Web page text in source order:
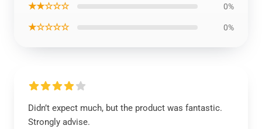
★★☆☆☆ 0%
★☆☆☆☆ 0%
Didn’t expect much, but the product was fantastic.
Strongly advise.